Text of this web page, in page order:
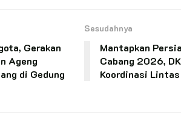
Gerakan
Ageng
di Gedung
Sesudahnya
Mantapkan
Cabang 2026,
Koordinasi